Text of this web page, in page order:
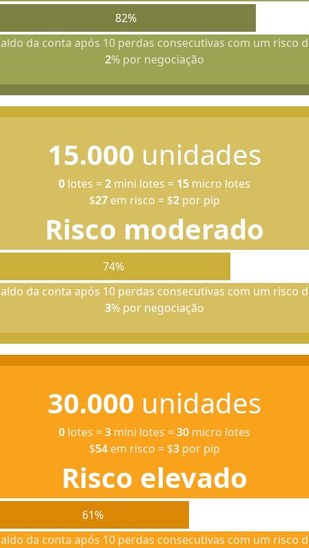
82%
da conta após 10 perdas consecutivas com um risco
2% por negociação
15.000 unidades
0 lotes =2 mini lotes = 15 micro lotes
$27 em risco = $2 por pip
Risco moderado
74%
da conta após 10 perdas consecutivas com um risco
3% por negociação
30.000 unidades
0 lotes =3 mini lotes =30 micro lotes
$54 em risco = $3 por pip
Risco elevado
61%
da conta após 10 perdas consecutivas com um risco